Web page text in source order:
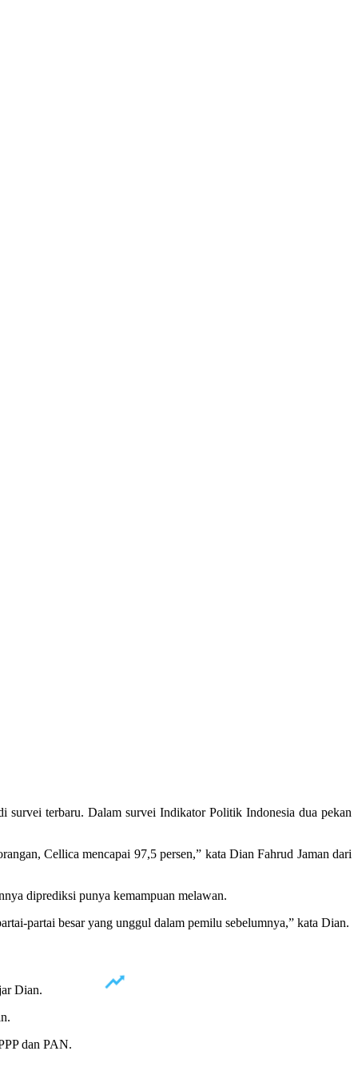
terbaru. Dalam survei Indikator Politik Indonesia dua pekan
Cellica mencapai 97,5 persen,” kata Dian Fahrud Jaman dari
diprediksi punya kemampuan melawan.
partai besar yang unggul dalam pemilu sebelumnya,” kata Dian.
Dian.
dan PAN.